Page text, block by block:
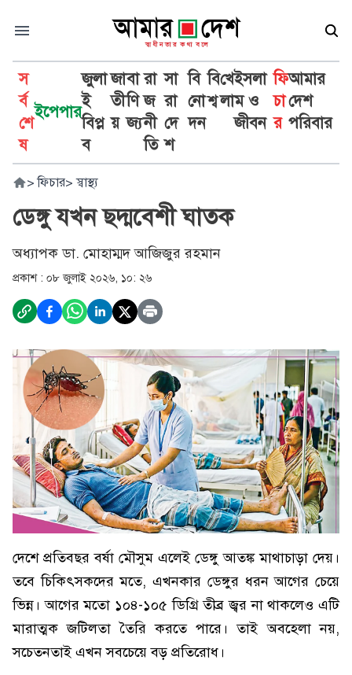
স
র্ব
শে
ষ
ইপেপার
জুলা
ই
বিপ্ল
ব
জা
তী
য়
বা
ণি
জ্য
রা
জ
নী
তি
সা
রা
দে
শ
বি
নো
দন
বি
শ্ব
খে
লা
ইসলা
ম ও
জীবন
ফি
চা
র
আমার
দেশ
পরিবার
> ফিচার> স্বাস্থ্য
ডেঙ্গু যখন ছদ্মবেশী ঘাতক
অধ্যাপক ডা. মোহাম্মদ আজিজুর রহমান
প্রকাশ : ০৮ জুলাই ২০২৬, ১০: ২৬
দেশে প্রতিবছর বর্ষা মৌসুম এলেই ডেঙ্গু আতঙ্ক মাথাচাড়া দেয়।
তবে চিকিৎসকদের মতে, এখনকার ডেঙ্গুর ধরন আগের চেয়ে
ভিন্ন। আগের মতো ১০৪-১০৫ ডিগ্রি তীব্র জ্বর না থাকলেও এটি
মারাত্মক জটিলতা তৈরি করতে পারে। তাই অবহেলা নয়,
সচেতনতাই এখন সবচেয়ে বড় প্রতিরোধ।